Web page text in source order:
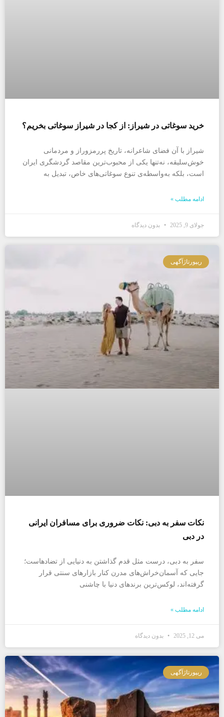
خرید سوغاتی در شیراز: از کجا در شیراز سوغاتی بخریم؟
شیراز با آن فضای شاعرانه، تاریخ پررمزوراز و مردمانی
خوش‌سلیقه، نه‌تنها یکی از محبوب‌ترین مقاصد گردشگری ایران
است، بلکه به‌واسطه‌ی تنوع سوغاتی‌های خاص، تبدیل به
ادامه مطلب »
جولای 9, 2025 بدون دیدگاه
ریپورتاژآگهی
نکات سفر به دبی: نکات ضروری برای مسافران ایرانی
در دبی
سفر به دبی، درست مثل قدم گذاشتن به دنیایی از تضادهاست؛
جایی که آسمان‌خراش‌های مدرن کنار بازارهای سنتی قرار
گرفته‌اند، لوکس‌ترین برندهای دنیا با چاشنی
ادامه مطلب »
می 12, 2025 بدون دیدگاه
ریپورتاژآگهی